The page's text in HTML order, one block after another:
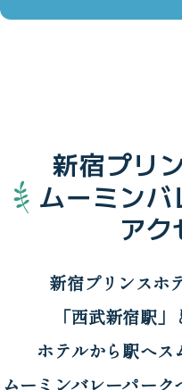
新宿プリ
ムーミン
アク
新宿プリンスホ
「西武新宿駅
ホテルから駅へス
ムーミンバレーパー